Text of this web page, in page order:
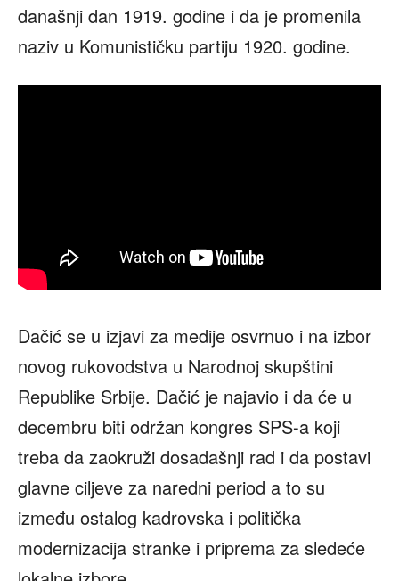
današnji dan 1919. godine i da je promenila
naziv u Komunističku partiju 1920. godine.
Dačić se u izjavi za medije osvrnuo i na izbor
novog rukovodstva u Narodnoj skupštini
Republike Srbije. Dačić je najavio i da će u
decembru biti održan kongres SPS-a koji
treba da zaokruži dosadašnji rad i da postavi
glavne ciljeve za naredni period a to su
između ostalog kadrovska i politička
modernizacija stranke i priprema za sledeće